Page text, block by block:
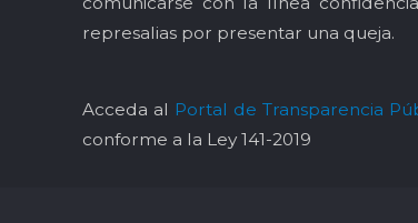
represalias por presentar una queja.
Acceda al Portal de Transparencia
conforme a la Ley 141-2019